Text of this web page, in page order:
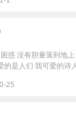
惑 没有胆量落到地
是人们 我可爱的诗
25